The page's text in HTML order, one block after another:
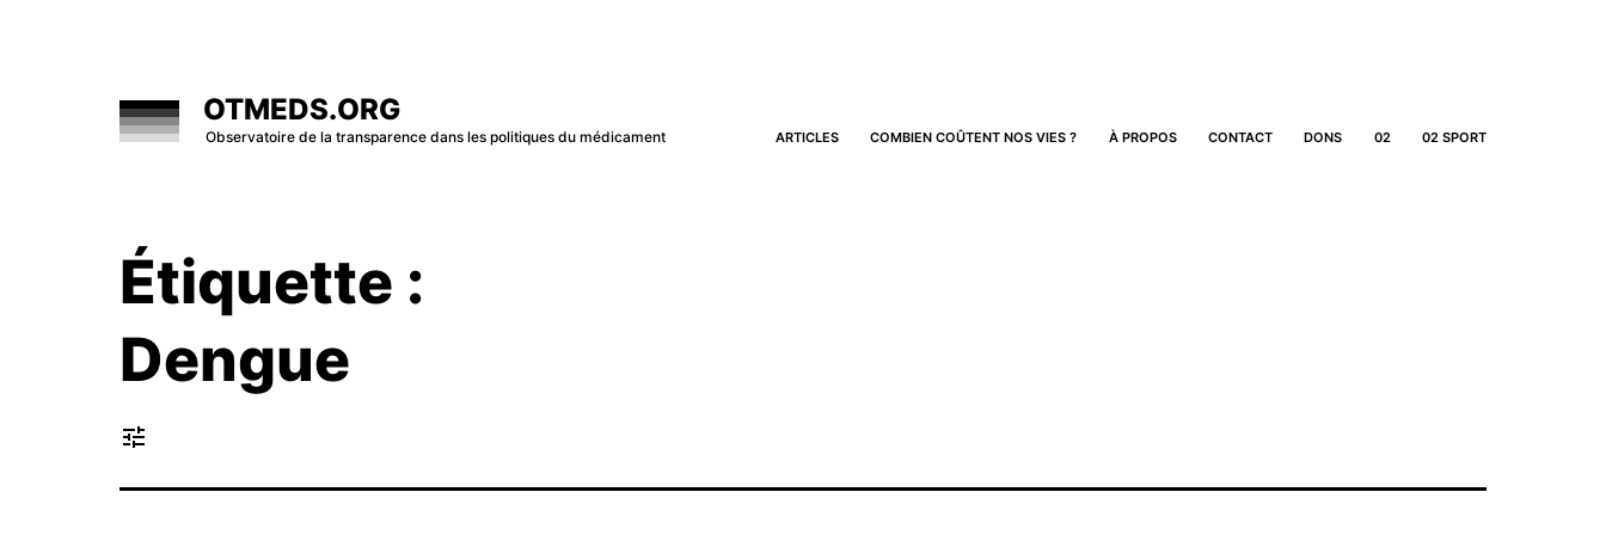
OTMEDS.ORG
Observatoire de la transparence dans les politiques du médicament ARTICLES COMBIEN COÛTENT NOS VIES ? À PROPOS CONTACT DONS 02 02 SPORT
Étiquette :
Dengue
tune